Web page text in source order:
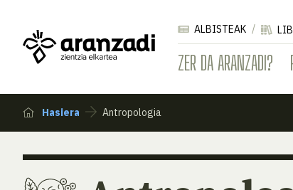
ZER DA ARANZADI?
ALBISTEAK
Hasiera Antropologia